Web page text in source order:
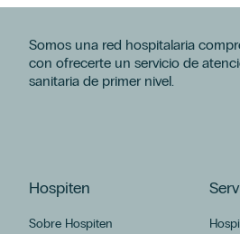
Somos una red hospitalaria
con ofrecerte un servicio de
sanitaria de primer nivel.
Hospiten
Sobre Hospiten